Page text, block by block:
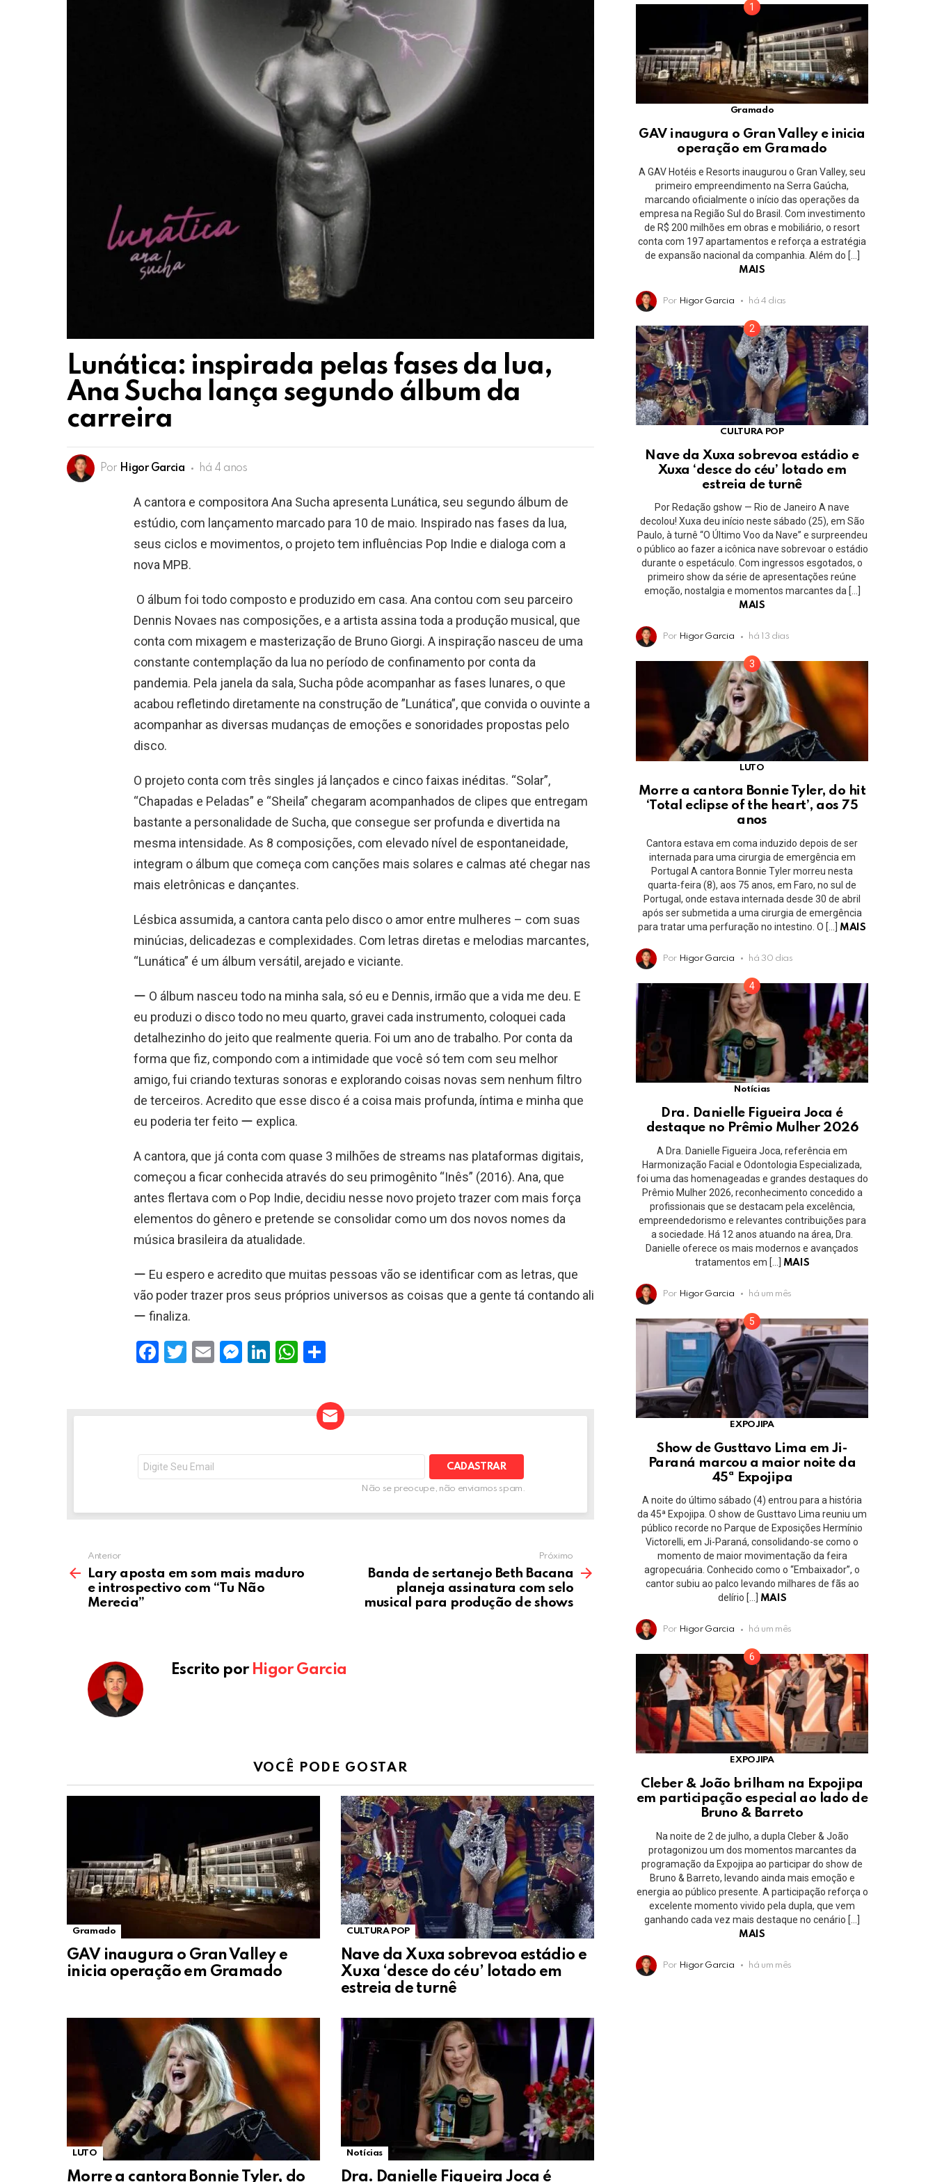
Lunática: inspirada pelas fases da lua,
Ana Sucha lança segundo álbum da
carreira
Por Higor Garcia há 4 anos
A cantora e compositora Ana Sucha apresenta Lunática, seu segundo álbum de
estúdio, com lançamento marcado para 10 de maio. Inspirado nas fases da lua,
seus ciclos e movimentos, o projeto tem influências Pop Indie e dialoga com a
nova MPB.
O álbum foi todo composto e produzido em casa. Ana contou com seu parceiro
Dennis Novaes nas composições, e a artista assina toda a produção musical, que
conta com mixagem e masterização de Bruno Giorgi. A inspiração nasceu de uma
constante contemplação da lua no período de confinamento por conta da
pandemia. Pela janela da sala, Sucha pôde acompanhar as fases lunares, o que
acabou refletindo diretamente na construção de ”Lunática”, que convida o ouvinte a
acompanhar as diversas mudanças de emoções e sonoridades propostas pelo
disco.
O projeto conta com três singles já lançados e cinco faixas inéditas. “Solar”,
“Chapadas e Peladas” e “Sheila” chegaram acompanhados de clipes que entregam
bastante a personalidade de Sucha, que consegue ser profunda e divertida na
mesma intensidade. As 8 composições, com elevado nível de espontaneidade,
integram o álbum que começa com canções mais solares e calmas até chegar nas
mais eletrônicas e dançantes.
Lésbica assumida, a cantora canta pelo disco o amor entre mulheres – com suas
minúcias, delicadezas e complexidades. Com letras diretas e melodias marcantes,
“Lunática” é um álbum versátil, arejado e viciante.
ー O álbum nasceu todo na minha sala, só eu e Dennis, irmão que a vida me deu. E
eu produzi o disco todo no meu quarto, gravei cada instrumento, coloquei cada
detalhezinho do jeito que realmente queria. Foi um ano de trabalho. Por conta da
forma que fiz, compondo com a intimidade que você só tem com seu melhor
amigo, fui criando texturas sonoras e explorando coisas novas sem nenhum filtro
de terceiros. Acredito que esse disco é a coisa mais profunda, íntima e minha que
eu poderia ter feito ー explica.
A cantora, que já conta com quase 3 milhões de streams nas plataformas digitais,
começou a ficar conhecida através do seu primogênito “Inês” (2016). Ana, que
antes flertava com o Pop Indie, decidiu nesse novo projeto trazer com mais força
elementos do gênero e pretende se consolidar como um dos novos nomes da
música brasileira da atualidade.
ー Eu espero e acredito que muitas pessoas vão se identificar com as letras, que
vão poder trazer pros seus próprios universos as coisas que a gente tá contando ali
ー finaliza.
F
o
k
T
E
M
er
Li
W
p
p
ar
e
NEWSLETTER
e-
mail:
Não se preocupe, não enviamos spam.
Anterior
Lary aposta em som mais maduro
e introspectivo com “Tu Não
Merecia”
Próximo
Banda de sertanejo Beth Bacana
planeja assinatura com selo
musical para produção de shows
Escrito por Higor Garcia
VOCÊ PODE GOSTAR
Gramado
GAV inaugura o Gran Valley e
inicia operação em Gramado
CULTURA POP
Nave da Xuxa sobrevoa estádio e
Xuxa ‘desce do céu’ lotado em
estreia de turnê
LUTO
Morre a cantora Bonnie Tyler, do
Notícias
Dra. Danielle Figueira Joca é
Gramado
GAV inaugura o Gran Valley e inicia
operação em Gramado
A GAV Hotéis e Resorts inaugurou o Gran Valley, seu
primeiro empreendimento na Serra Gaúcha,
marcando oficialmente o início das operações da
empresa na Região Sul do Brasil. Com investimento
de R$ 200 milhões em obras e mobiliário, o resort
conta com 197 apartamentos e reforça a estratégia
de expansão nacional da companhia. Além do […]
MAIS
Por Higor Garcia há 4 dias
CULTURA POP
Nave da Xuxa sobrevoa estádio e
Xuxa ‘desce do céu’ lotado em
estreia de turnê
Por Redação gshow — Rio de Janeiro A nave
decolou! Xuxa deu início neste sábado (25), em São
Paulo, à turnê “O Último Voo da Nave” e surpreendeu
o público ao fazer a icônica nave sobrevoar o estádio
durante o espetáculo. Com ingressos esgotados, o
primeiro show da série de apresentações reúne
emoção, nostalgia e momentos marcantes da […]
MAIS
Por Higor Garcia há 13 dias
LUTO
Morre a cantora Bonnie Tyler, do hit
‘Total eclipse of the heart’, aos 75
anos
Cantora estava em coma induzido depois de ser
internada para uma cirurgia de emergência em
Portugal A cantora Bonnie Tyler morreu nesta
quarta-feira (8), aos 75 anos, em Faro, no sul de
Portugal, onde estava internada desde 30 de abril
após ser submetida a uma cirurgia de emergência
para tratar uma perfuração no intestino. O […]
MAIS
Por Higor Garcia há 30 dias
Notícias
Dra. Danielle Figueira Joca é
destaque no Prêmio Mulher 2026
A Dra. Danielle Figueira Joca, referência em
Harmonização Facial e Odontologia Especializada,
foi uma das homenageadas e grandes destaques do
Prêmio Mulher 2026, reconhecimento concedido a
profissionais que se destacam pela excelência,
empreendedorismo e relevantes contribuições para
a sociedade. Há 12 anos atuando na área, Dra.
Danielle oferece os mais modernos e avançados
tratamentos em […]
MAIS
Por Higor Garcia há um mês
EXPOJIPA
Show de Gusttavo Lima em Ji-
Paraná marcou a maior noite da
45ª Expojipa
A noite do último sábado (4) entrou para a história
da 45ª Expojipa. O show de Gusttavo Lima reuniu um
público recorde no Parque de Exposições Hermínio
Victorelli, em Ji-Paraná, consolidando-se como o
momento de maior movimentação da feira
agropecuária. Conhecido como o “Embaixador”, o
cantor subiu ao palco levando milhares de fãs ao
delírio […]
MAIS
Por Higor Garcia há um mês
EXPOJIPA
Cleber & João brilham na Expojipa
em participação especial ao lado de
Bruno & Barreto
Na noite de 2 de julho, a dupla Cleber & João
protagonizou um dos momentos marcantes da
programação da Expojipa ao participar do show de
Bruno & Barreto, levando ainda mais emoção e
energia ao público presente. A participação reforça o
excelente momento vivido pela dupla, que vem
ganhando cada vez mais destaque no cenário […]
MAIS
Por Higor Garcia há um mês